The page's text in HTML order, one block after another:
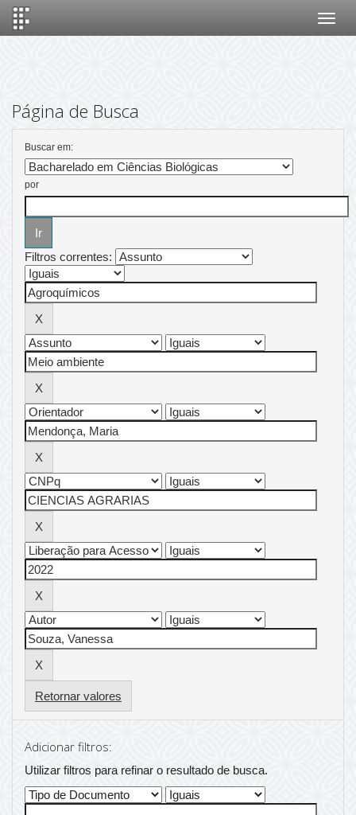
Página de Busca
Buscar em:
por
Filtros correntes:
Retornar valores
Adicionar filtros:
Utilizar filtros para refinar o resultado de busca.